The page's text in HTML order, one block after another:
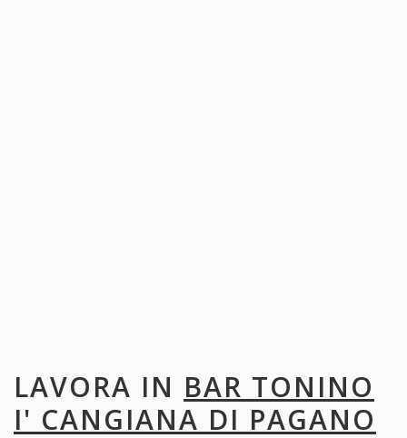
LAVORA IN BAR TONINO
I' CANGIANA DI PAGANO